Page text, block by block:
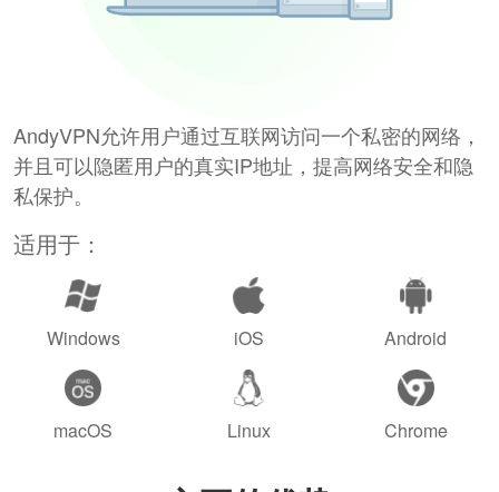
AndyVPN允许用户通过互联网访问一个私密的网络，
并且可以隐匿用户的真实IP地址，提高网络安全和隐
私保护。
适用于：
Windows iOS Android
macOS Linux Chrome